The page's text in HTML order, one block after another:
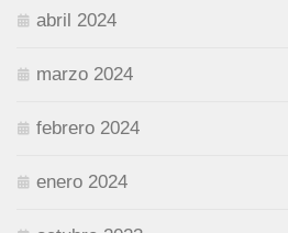
abril 2024
marzo 2024
febrero 2024
enero 2024